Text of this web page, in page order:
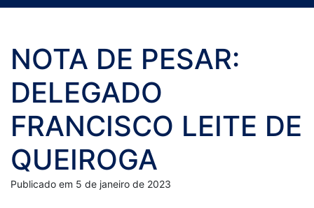
NOTA DE PESAR:
DELEGADO
FRANCISCO LEITE DE
QUEIROGA
Publicado em 5 de janeiro de 2023